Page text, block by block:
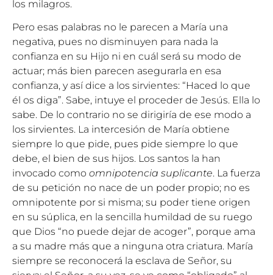
los milagros.
Pero esas palabras no le parecen a María una
negativa, pues no disminuyen para nada la
confianza en su Hijo ni en cuál será su modo de
actuar; más bien parecen asegurarla en esa
confianza, y así dice a los sirvientes: “Haced lo que
él os diga”. Sabe, intuye el proceder de Jesús. Ella lo
sabe. De lo contrario no se dirigiría de ese modo a
los sirvientes. La intercesión de María obtiene
siempre lo que pide, pues pide siempre lo que
debe, el bien de sus hijos. Los santos la han
invocado como omnipotencia suplicante. La fuerza
de su petición no nace de un poder propio; no es
omnipotente por si misma; su poder tiene origen
en su súplica, en la sencilla humildad de su ruego
que Dios “no puede dejar de acoger”, porque ama
a su madre más que a ninguna otra criatura. María
siempre se reconocerá la esclava de Señor, su